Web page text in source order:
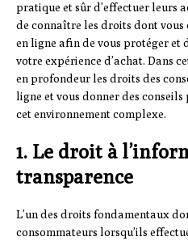
pratique et sûr d’effectuer leurs
de connaître les droits dont vous
en ligne afin de vous protéger
votre expérience d’achat. Dans
en profondeur les droits des
ligne et vous donner des
cet environnement complexe.
1. Le droit à
transparence
L’un des droits fondamentaux
consommateurs lorsqu’ils